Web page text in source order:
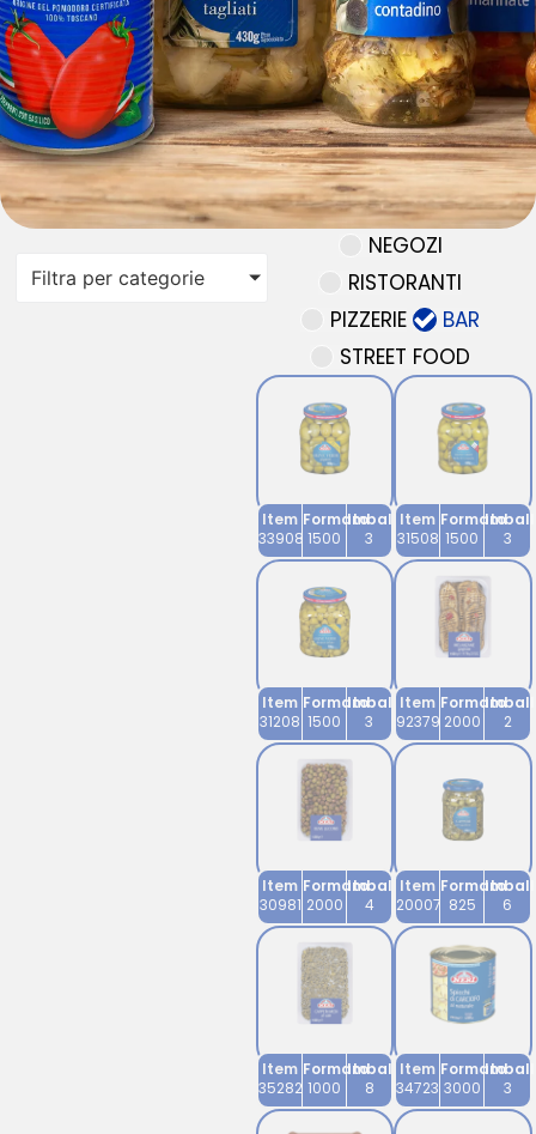
Filtra per categorie
NEGOZI
RISTORANTI
PIZZERIE
BAR
STREET FOOD
Item FormatoImballo
33908 1500 3
Item Formato
31508 1500 3
Item FormatoImballo
31208 1500 3
Item Formato
92379 2000 2
Item FormatoImballo
30981 2000 4
Item Formato
20007 825 6
Item FormatoImballo
35282 1000 8
Item Formato
34723 3000 3